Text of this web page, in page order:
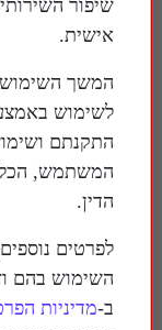
ישיבה סוערת
שיפור
אישית.
המשך
לשימוש
התקנתם
המשתמש, הכל
הדין.
לפרטים
השימוש בהם
ב-מדיניות